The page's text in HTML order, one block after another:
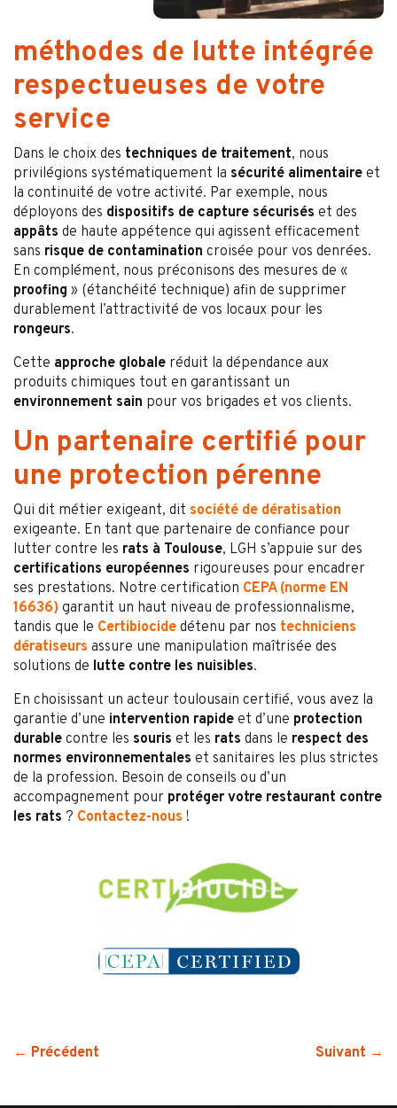
méthodes de lutte intégrée
respectueuses de votre
service
Dans le choix des techniques de traitement, nous
privilégions systématiquement la sécurité alimentaire et
la continuité de votre activité. Par exemple, nous
déployons des dispositifs de capture sécurisés et des
appâts de haute appétence qui agissent efficacement
sans risque de contamination croisée pour vos denrées.
En complément, nous préconisons des mesures de «
proofing » (étanchéité technique) afin de supprimer
durablement l’attractivité de vos locaux pour les
rongeurs.
Cette approche globale réduit la dépendance aux
produits chimiques tout en garantissant un
environnement sain pour vos brigades et vos clients.
Un partenaire certifié pour
une protection pérenne
Qui dit métier exigeant, dit société de dératisation
exigeante. En tant que partenaire de confiance pour
lutter contre les rats à Toulouse, LGH s’appuie sur des
certifications européennes rigoureuses pour encadrer
ses prestations. Notre certification CEPA (norme EN
16636) garantit un haut niveau de professionnalisme,
tandis que le Certibiocide détenu par nos techniciens
dératiseurs assure une manipulation maîtrisée des
solutions de lutte contre les nuisibles.
En choisissant un acteur toulousain certifié, vous avez la
garantie d’une intervention rapide et d’une protection
durable contre les souris et les rats dans le respect des
normes environnementales et sanitaires les plus strictes
de la profession. Besoin de conseils ou d’un
accompagnement pour protéger votre restaurant contre
les rats ? Contactez-nous !
← Précédent Suivant →